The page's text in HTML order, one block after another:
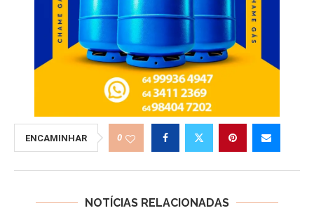
ENCAMINHAR 0
NOTÍCIAS RELACIONADAS